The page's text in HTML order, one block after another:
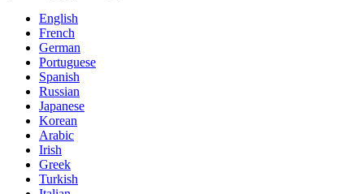
English
French
German
Portuguese
Spanish
Russian
Japanese
Korean
Arabic
Irish
Greek
Turkish